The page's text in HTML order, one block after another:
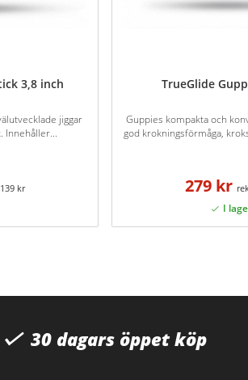
3,8 inch
jiggar
Innehåller...
139 kr
TrueGlide
Guppies kompakta och
god krokningsförmåga,
279 kr
30 dagars öppet köp